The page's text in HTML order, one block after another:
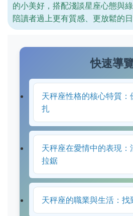
的小美好，搭配淺談星座心態與
陪讀者過上更有質感、更放鬆的日
快速導
天秤座性格的核心特質：
扎
天秤座在愛情中的表現：
拉鋸
天秤座的職業與生活：找